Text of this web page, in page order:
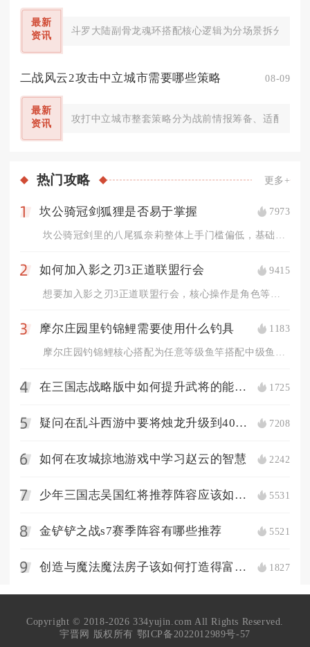
最新
资讯
斗罗大陆副骨龙魂环搭配核心逻辑为分场景拆分生
二战风云2攻击中立城市需要哪些策略 08-09
最新
资讯
攻打中立城市整套策略分为战前情报筹备、适配兵
热门攻略 更多+
坎公骑冠剑狐狸是否易于掌握 7973
坎公骑冠剑里的八尾狐奈莉整体上手门槛偏低，基础操作极易熟悉，...
2 如何加入影之刃3正道联盟行会 9415
3 摩尔庄园里钓锦鲤需要使用什么钓具 1183
4 在三国志战略版中如何提升武将的能力值 1725
5 疑问在乱斗西游中要将烛龙升级到40级要怎么办 7208
6 如何在攻城掠地游戏中学习赵云的智慧 2242
7 少年三国志吴国红将推荐阵容应该如何选择 5531
8 金铲铲之战s7赛季阵容有哪些推荐 5521
9 创造与魔法魔法房子该如何打造得富有美感 1827
Copyright © 2018-2026 334yujin.com All Rights Reserved.
宇晋网 版权所有 鄂ICP备2022012989号-57